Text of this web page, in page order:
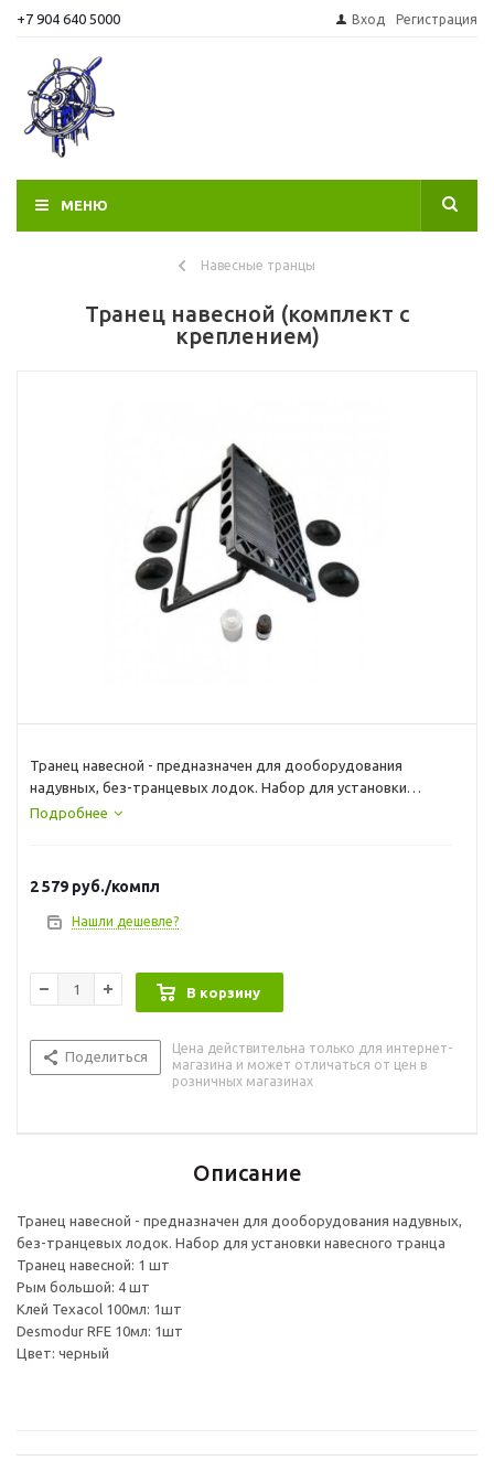
+7 904 640 5000 Вход Регистрация
МЕНЮ
Навесные транцы
Транец навесной (комплект с
креплением)
Транец навесной - предназначен для дооборудования
надувных, без-транцевых лодок. Набор для установки
навесного транца
Клей Texacol 100мл: 1шт
Desmodur RFE 10мл: 1шт
Цвет: черный
Подробнее
2 579 руб./компл
Нашли дешевле?
В корзину
Поделиться
Цена действительна только для интернет-
магазина и может отличаться от цен в
розничных магазинах
Описание
Транец навесной - предназначен для дооборудования надувных,
без-транцевых лодок. Набор для установки навесного транца
Транец навесной: 1 шт
Рым большой: 4 шт
Клей Texacol 100мл: 1шт
Desmodur RFE 10мл: 1шт
Цвет: черный